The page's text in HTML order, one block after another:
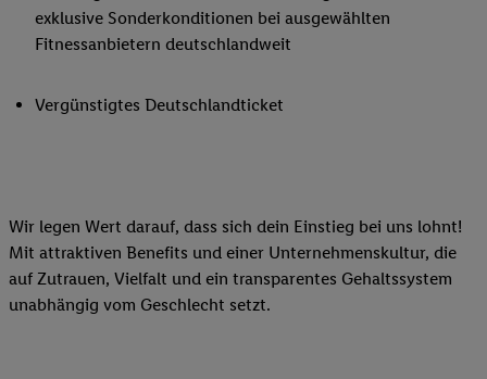
exklusive Sonderkonditionen bei ausgewählten
Fitnessanbietern deutschlandweit
Vergünstigtes Deutschlandticket
Wir legen Wert darauf, dass sich dein Einstieg bei uns lohnt!
Mit attraktiven Benefits und einer Unternehmenskultur, die
auf Zutrauen, Vielfalt und ein transparentes Gehaltssystem
unabhängig vom Geschlecht setzt.